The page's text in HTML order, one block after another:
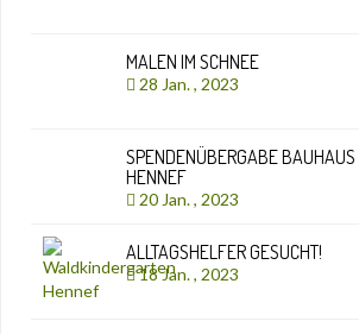
MALEN IM SCHNEE
28 Jan. , 2023
SPENDENÜBERGABE BAUHAUS
HENNEF
20 Jan. , 2023
ALLTAGSHELFER GESUCHT!
18 Jan. , 2023